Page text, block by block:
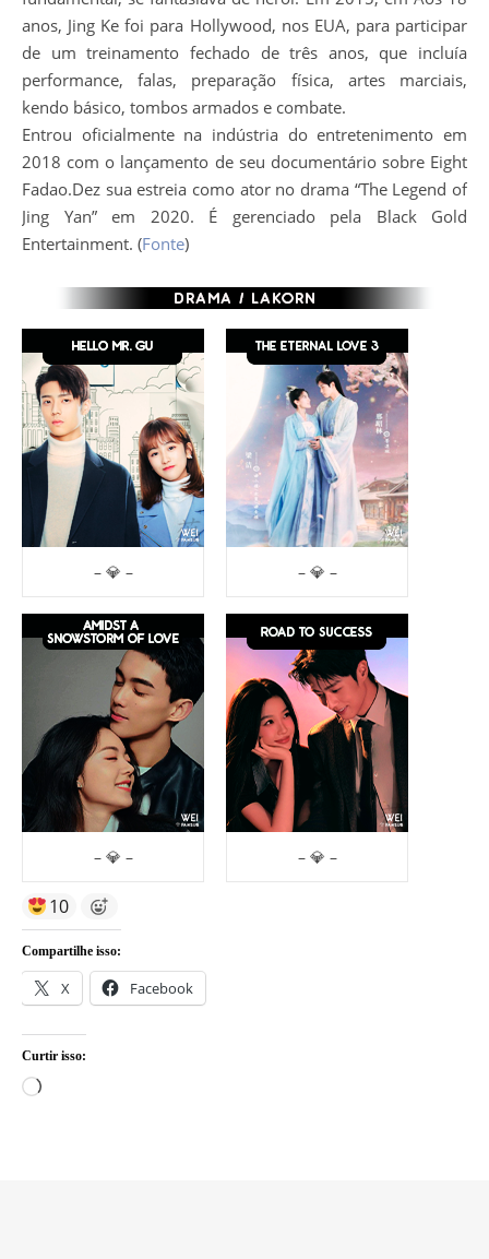
anos, Jing Ke foi para Hollywood, nos EUA, para participar
de um treinamento fechado de três anos, que incluía
performance, falas, preparação física, artes marciais,
kendo básico, tombos armados e combate.
Entrou oficialmente na indústria do entretenimento em
2018 com o lançamento de seu documentário sobre Eight
Fadao.Dez sua estreia como ator no drama “The Legend of
Jing Yan” em 2020. É gerenciado pela Black Gold
Entertainment. (Fonte)
– 💎 – – 💎 –
– 💎 – – 💎 –
10
Compartilhe isso:
X Facebook
Curtir isso:
Carregando...